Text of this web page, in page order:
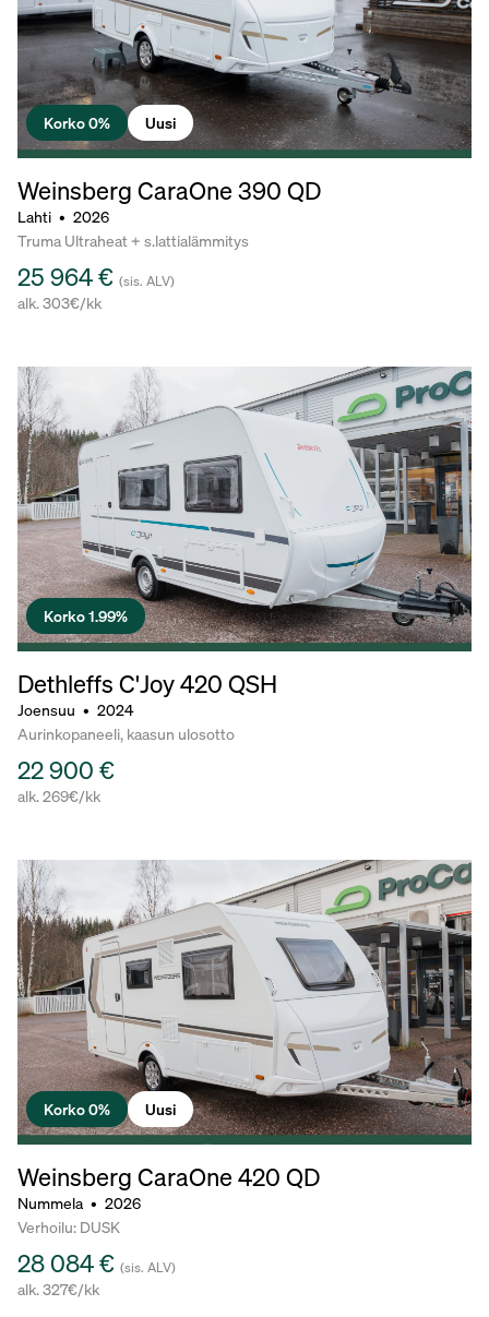
Korko 0% Uusi
Weinsberg CaraOne 390 QD
Lahti • 2026
Truma Ultraheat + s.lattialämmitys
25 964 € (sis. ALV)
alk. 303€/kk
Korko 1.99%
Dethleffs C'Joy420 QSH
Joensuu • 2024
Aurinkopaneeli, kaasun ulosotto
22 900 €
alk. 269€/kk
Korko 0% Uusi
Weinsberg CaraOne 420 QD
Nummela • 2026
Verhoilu: DUSK
28 084 € (sis. ALV)
alk. 327€/kk